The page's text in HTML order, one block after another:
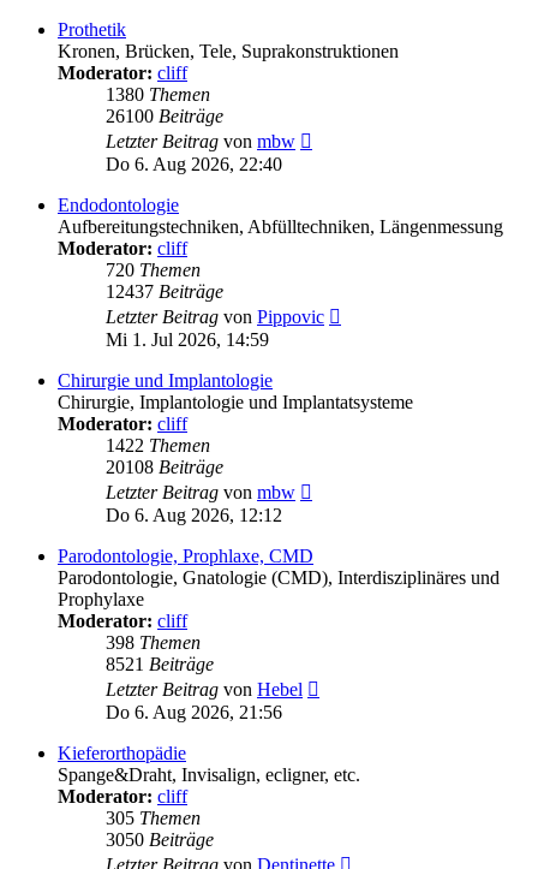
Prothetik
Kronen, Brücken, Tele, Suprakonstruktionen
Moderator: cliff
1380 Themen
26100 Beiträge
Letzter Beitrag von mbw
Do 6. Aug 2026, 22:40
Endodontologie
Aufbereitungstechniken, Abfülltechniken, Längenmessung
Moderator: cliff
720 Themen
12437 Beiträge
Letzter Beitrag von Pippovic
Mi 1. Jul 2026, 14:59
Chirurgie und Implantologie
Chirurgie, Implantologie und Implantatsysteme
Moderator: cliff
1422 Themen
20108 Beiträge
Letzter Beitrag von mbw
Do 6. Aug 2026, 12:12
Parodontologie, Prophlaxe, CMD
Parodontologie, Gnatologie (CMD), Interdisziplinäres und
Prophylaxe
Moderator: cliff
398 Themen
8521 Beiträge
Letzter Beitrag von Hebel
Do 6. Aug 2026, 21:56
Kieferorthopädie
Spange&Draht, Invisalign, ecligner, etc.
Moderator: cliff
305 Themen
3050 Beiträge
Letzter Beitrag von Dentinette